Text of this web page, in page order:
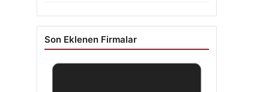
Son Eklenen Firmalar